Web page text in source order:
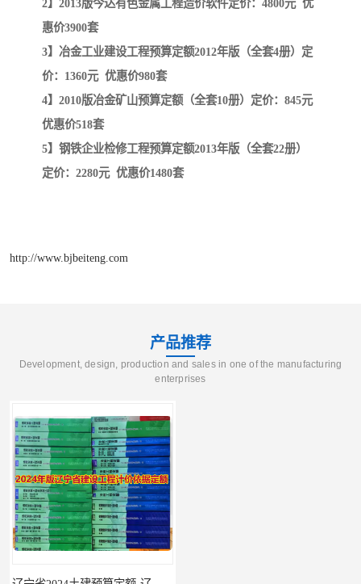
2】2013版今达有色金属工程造价软件定价：4800元 优
惠价3900套
3】冶金工业建设工程预算定额2012年版（全套4册）定
价：1360元 优惠价980套
4】2010版冶金矿山预算定额（全套10册）定价：845元
优惠价518套
5】钢铁企业检修工程预算定额2013年版（全套22册）
定价：2280元 优惠价1480套
http://www.bjbeiteng.com
产品推荐
Development, design, production and sales in one of the manufacturing
enterprises